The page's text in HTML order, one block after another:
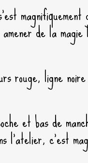
de la
rouge, ligne
et bas de
l’atelier, c’est